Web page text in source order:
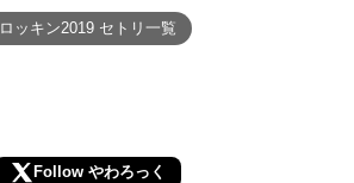
ロッキン2019 セトリ一覧
Follow やわろっく